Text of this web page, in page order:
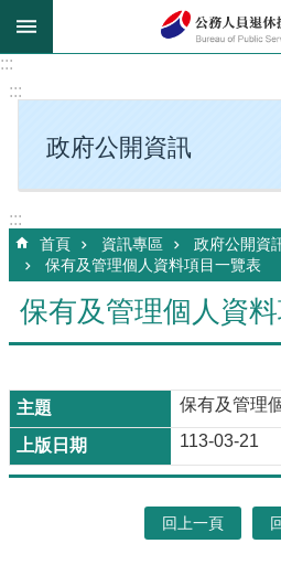
跳到主要內容區塊
:::
:::
政府公開資訊
:::
首頁 資訊專區
政府公開資
保有及管理個人資料項目一覽表
保有及管理個人資
保有及管理
113-03-21
回上一頁